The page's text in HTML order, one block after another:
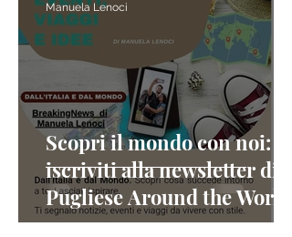
Scopri il mondo con noi:
iscriviti alla newsletter di A
Pugliese Around the World!
Manuela Lenoci